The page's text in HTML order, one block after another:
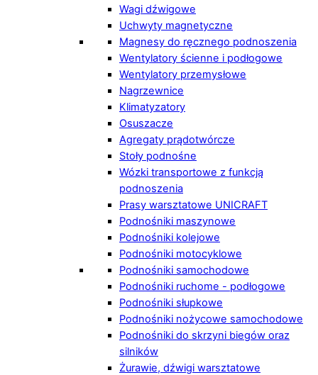
Wagi dźwigowe
Uchwyty magnetyczne
Magnesy do ręcznego podnoszenia
Wentylatory ścienne i podłogowe
Wentylatory przemysłowe
Nagrzewnice
Klimatyzatory
Osuszacze
Agregaty prądotwórcze
Stoły podnośne
Wózki transportowe z funkcją
podnoszenia
Prasy warsztatowe UNICRAFT
Podnośniki maszynowe
Podnośniki kolejowe
Podnośniki motocyklowe
Podnośniki samochodowe
Podnośniki ruchome - podłogowe
Podnośniki słupkowe
Podnośniki nożycowe samochodowe
Podnośniki do skrzyni biegów oraz
silników
Żurawie, dźwigi warsztatowe